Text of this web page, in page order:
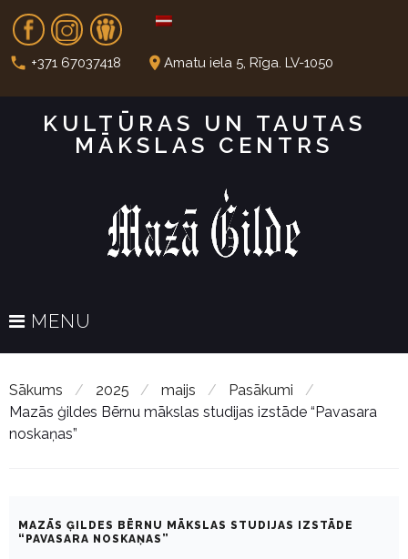
t
Fb In Dr
call +371 67037418 place Amatu iela 5, Rīga. LV-1050
KULTŪRAS UN TAUTAS
MĀKSLAS CENTRS
MENU
Sākums / 2025 / maijs / Pasākumi
/
Mazās ģildes Bērnu mākslas studijas izstāde “Pavasara
noskaņas”
MAZĀS ĢILDES BĒRNU MĀKSLAS STUDIJAS IZSTĀDE
“PAVASARA NOSKAŅAS”